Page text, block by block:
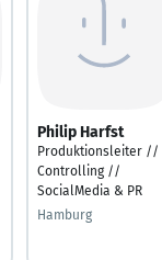
Philip Harfst
Produktionsleiter //
Controlling //
SocialMedia & PR
Hamburg